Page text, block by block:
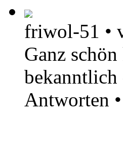
friwol-51 •
Ganz
bekanntlich
Antworten •